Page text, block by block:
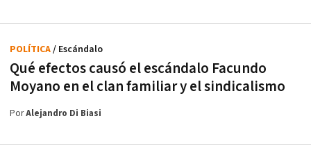
Qué efectos causó el escándalo Facundo
Moyano en el clan familiar y el sindicalismo
POLÍTICA/ Escándalo
PorAlejandro Di Biasi